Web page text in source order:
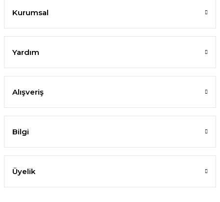
Kurumsal
Yardım
Alışveriş
Bilgi
Üyelik